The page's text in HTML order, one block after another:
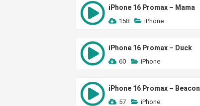
iPhone 16 Promax – Mama
158 iPhone
iPhone 16 Promax – Duck
60 iPhone
iPhone 16 Promax – Beacon
57 iPhone